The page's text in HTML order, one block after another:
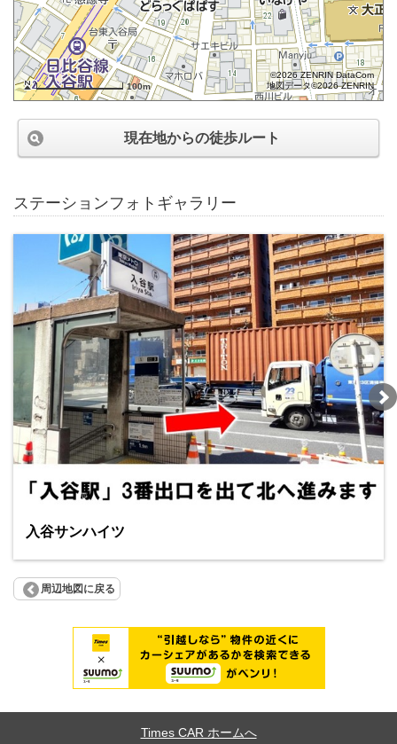
100m
©2026 ZENRIN DataCom
地図データ©2026 ZENRIN
現在地からの徒歩ルート
ステーションフォトギャラリー
入谷サンハイツ
周辺地図に戻る
Times CAR ホームへ